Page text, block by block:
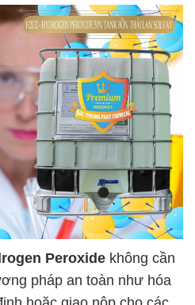
Peroxide không cần
pháp an toàn như hóa